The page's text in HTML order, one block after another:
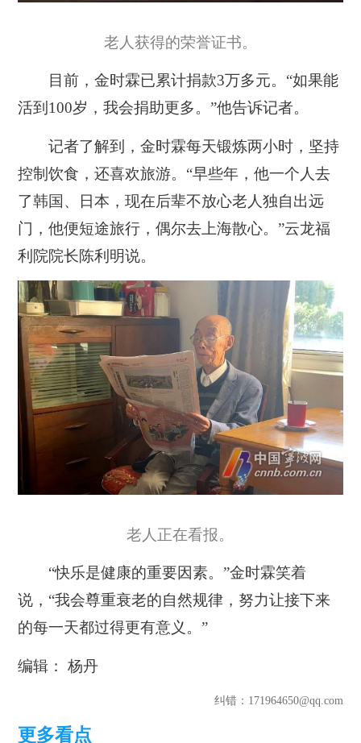
老人获得的荣誉证书。
目前，金时霖已累计捐款3万多元。“如果能
活到100岁，我会捐助更多。”他告诉记者。
记者了解到，金时霖每天锻炼两小时，坚持
控制饮食，还喜欢旅游。“早些年，他一个人去
了韩国、日本，现在后辈不放心老人独自出远
门，他便短途旅行，偶尔去上海散心。”云龙福
利院院长陈利明说。
老人正在看报。
“快乐是健康的重要因素。”金时霖笑着
说，“我会尊重衰老的自然规律，努力让接下来
的每一天都过得更有意义。”
编辑： 杨丹
纠错：171964650@qq.com